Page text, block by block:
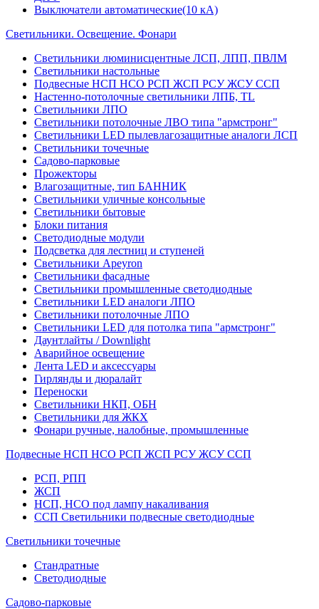
Выключатели автоматические(10 кА)
Светильники. Освещение. Фонари
Светильники люминисцентные ЛСП, ЛПП, ПВЛМ
Светильники настольные
Подвесные НСП НСО РСП ЖСП РСУ ЖСУ ССП
Настенно-потолочные светильники ЛПБ, TL
Светильники ЛПО
Светильники потолочные ЛВО типа "армстронг"
Светильники LED пылевлагозащитные аналоги ЛСП
Светильники точечные
Садово-парковые
Прожекторы
Влагозащитные, тип БАННИК
Светильники уличные консольные
Светильники бытовые
Блоки питания
Светодиодные модули
Подсветка для лестниц и ступеней
Светильники Apeyron
Светильники фасадные
Светильники промышленные светодиодные
Светильники LED аналоги ЛПО
Светильники потолочные ЛПО
Светильники LED для потолка типа "армстронг"
Даунтлайты / Downlight
Аварийное освещение
Лента LED и аксессуары
Гирлянды и дюралайт
Переноски
Светильники НКП, ОБН
Светильники для ЖКХ
Фонари ручные, налобные, промышленные
Подвесные НСП НСО РСП ЖСП РСУ ЖСУ ССП
РСП, РПП
ЖСП
НСП, НСО под лампу накаливания
ССП Светильники подвесные светодиодные
Светильники точечные
Стандратные
Светодиодные
Садово-парковые